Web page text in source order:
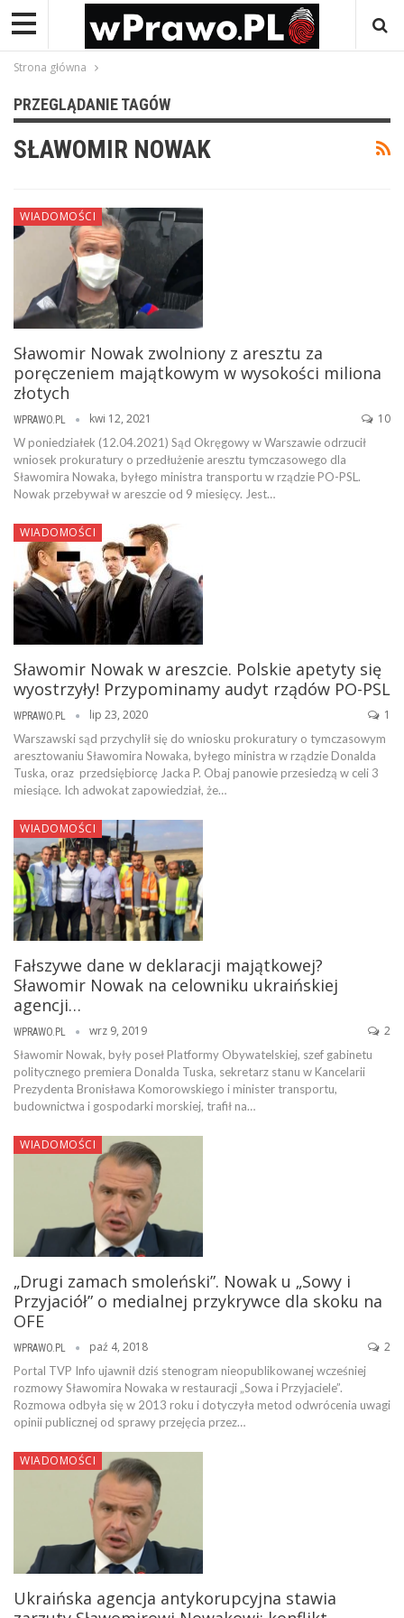
Strona główna
PRZEGLĄDANIE TAGÓW
SŁAWOMIR NOWAK
WIADOMOŚCI
Sławomir Nowak zwolniony z aresztu za
poręczeniem majątkowym w wysokości miliona
złotych
WPRAWO.PL kwi 12, 2021 10
W poniedziałek (12.04.2021) Sąd Okręgowy w Warszawie odrzucił
wniosek prokuratury o przedłużenie aresztu tymczasowego dla
Sławomira Nowaka, byłego ministra transportu w rządzie PO-PSL.
Nowak przebywał w areszcie od 9 miesięcy. Jest…
WIADOMOŚCI
Sławomir Nowak w areszcie. Polskie apetyty się
wyostrzyły! Przypominamy audyt rządów PO-PSL
WPRAWO.PL lip 23, 2020 1
Warszawski sąd przychylił się do wniosku prokuratury o tymczasowym
aresztowaniu Sławomira Nowaka, byłego ministra w rządzie Donalda
Tuska, oraz przedsiębiorcę Jacka P. Obaj panowie przesiedzą w celi 3
miesiące. Ich adwokat zapowiedział, że…
WIADOMOŚCI
Fałszywe dane w deklaracji majątkowej?
Sławomir Nowak na celowniku ukraińskiej
agencji…
WPRAWO.PL wrz 9, 2019 2
Sławomir Nowak, były poseł Platformy Obywatelskiej, szef gabinetu
politycznego premiera Donalda Tuska, sekretarz stanu w Kancelarii
Prezydenta Bronisława Komorowskiego i minister transportu,
budownictwa i gospodarki morskiej, trafił na…
WIADOMOŚCI
„Drugi zamach smoleński”. Nowak u „Sowy i
Przyjaciół” o medialnej przykrywce dla skoku na
OFE
WPRAWO.PL paź 4, 2018 2
Portal TVP Info ujawnił dziś stenogram nieopublikowanej wcześniej
rozmowy Sławomira Nowaka w restauracji „Sowa i Przyjaciele”.
Rozmowa odbyła się w 2013 roku i dotyczyła metod odwrócenia uwagi
opinii publicznej od sprawy przejęcia przez…
WIADOMOŚCI
Ukraińska agencja antykorupcyjna stawia